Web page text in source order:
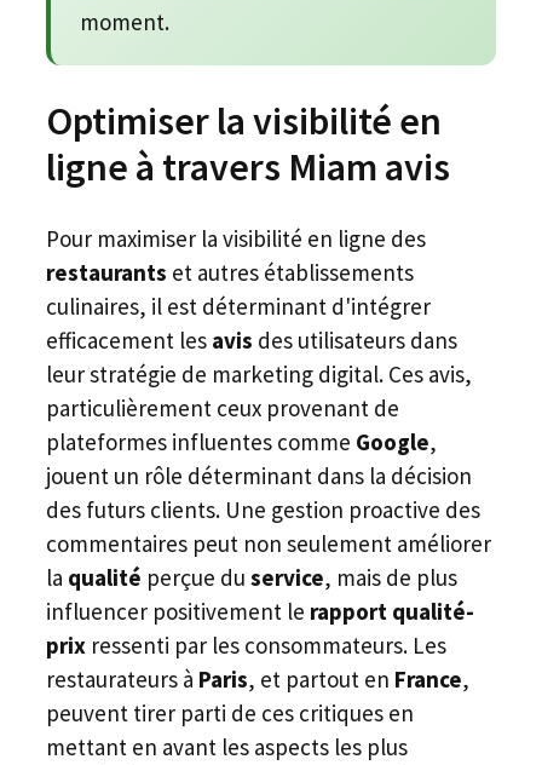
moment.
Optimiser la visibilité en
ligne à travers Miam avis
Pour maximiser la visibilité en ligne des
restaurants et autres établissements
culinaires, il est déterminant d'intégrer
efficacement les avis des utilisateurs dans
leur stratégie de marketing digital. Ces avis,
particulièrement ceux provenant de
plateformes influentes comme Google,
jouent un rôle déterminant dans la décision
des futurs clients. Une gestion proactive des
commentaires peut non seulement améliorer
la qualité perçue du service, mais de plus
influencer positivement le rapport qualité-
prix ressenti par les consommateurs. Les
restaurateurs à Paris, et partout en France,
peuvent tirer parti de ces critiques en
mettant en avant les aspects les plus